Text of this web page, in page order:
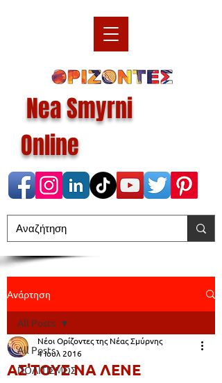
Nea Smyrni
Online
Ανάρτηση
All Posts
ΠΟΛΙΤΙΣΜΟΣ
All Posts
ΑΣ'ΤΟΥΣ ΝΑ ΛΕΝΕ
Νέοι Ορίζοντες της Νέας Σμύρνης
4 Ιουλ 2016